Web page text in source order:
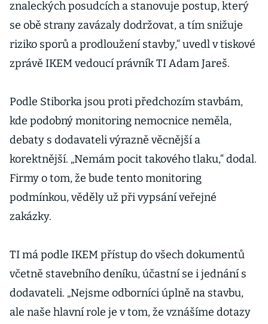
znaleckých posudcích a stanovuje postup, který
se obě strany zavázaly dodržovat, a tím snižuje
riziko sporů a prodloužení stavby,“ uvedl v tiskové
zprávě IKEM vedoucí právník TI Adam Jareš.
Podle Stiborka jsou proti předchozím stavbám,
kde podobný monitoring nemocnice neměla,
debaty s dodavateli výrazně věcnější a
korektnější. „Nemám pocit takového tlaku,“ dodal.
Firmy o tom, že bude tento monitoring
podmínkou, věděly už při vypsání veřejné
zakázky.
TI má podle IKEM přístup do všech dokumentů
včetně stavebního deníku, účastní se i jednání s
dodavateli. „Nejsme odborníci úplně na stavbu,
ale naše hlavní role je v tom, že vznášíme dotazy